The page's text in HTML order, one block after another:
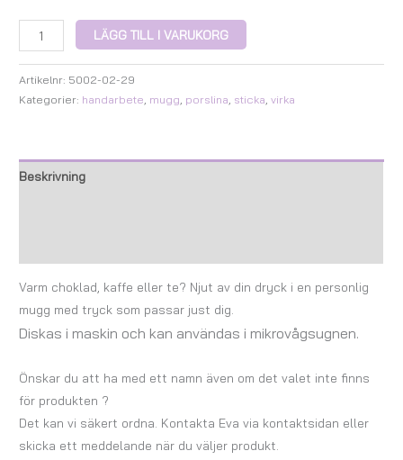
LÄGG TILL I VARUKORG
Artikelnr: 5002-02-29
Kategorier: handarbete mugg porslina sticka ,virka
Beskrivning
Varm choklad, kaffe eller te? Njut av din dryck i en personlig
mugg med tryck som passar just dig.
Diskas i maskin och kan användas i mikrovågsugnen.
Önskar du att ha med ett namn även om det valet inte finns
för produkten ?
Det kan vi säkert ordna. Kontakta Eva via kontaktsidan eller
skicka ett meddelande när du väljer produkt.